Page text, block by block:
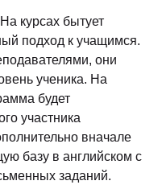
На курсах бытует
подход к учащимся.
они
ученика. На
будет
участника
вначале
базу в английском с
заданий.